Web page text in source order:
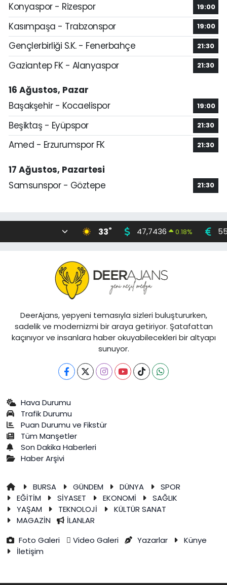
Konyaspor - Rizespor
19:00
Kasımpaşa - Trabzonspor 19:00
Gençlerbirliği S.K. - Fenerbahçe 21:30
Gaziantep FK - Alanyaspor 21:30
16 Ağustos, Pazar
Başakşehir - Kocaelispor
19:00
Beşiktaş - Eyüpspor 21:30
Amed - Erzurumspor FK 21:30
17 Ağustos, Pazartesi
Samsunspor - Göztepe
21:30
33° 47,7436 0.18%
DeerAjans, yepyeni temasıyla sizleri buluştururken,
sadelik ve modernizmi bir araya getiriyor. Şatafattan
kaçınıyor ve insanlara haber okuyabilecekleri bir altyapı
sunuyor.
Hava Durumu
Trafik Durumu
Puan Durumu ve Fikstür
Tüm Manşetler
Son Dakika Haberleri
Haber Arşivi
BURSA GÜNDEM DÜNYA
SPOR
EĞİTİM
SİYASET EKONOMİ
SAĞLIK
YAŞAM
TEKNOLOJİ
KÜLTÜR SANAT
MAGAZİN
İLANLAR
Foto Galeri
Video Galeri Yazarlar
Künye
İletişim